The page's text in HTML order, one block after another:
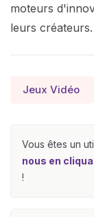
moteurs
leurs créateurs.
Jeux Vidéo
Vous êtes un
nous en
!